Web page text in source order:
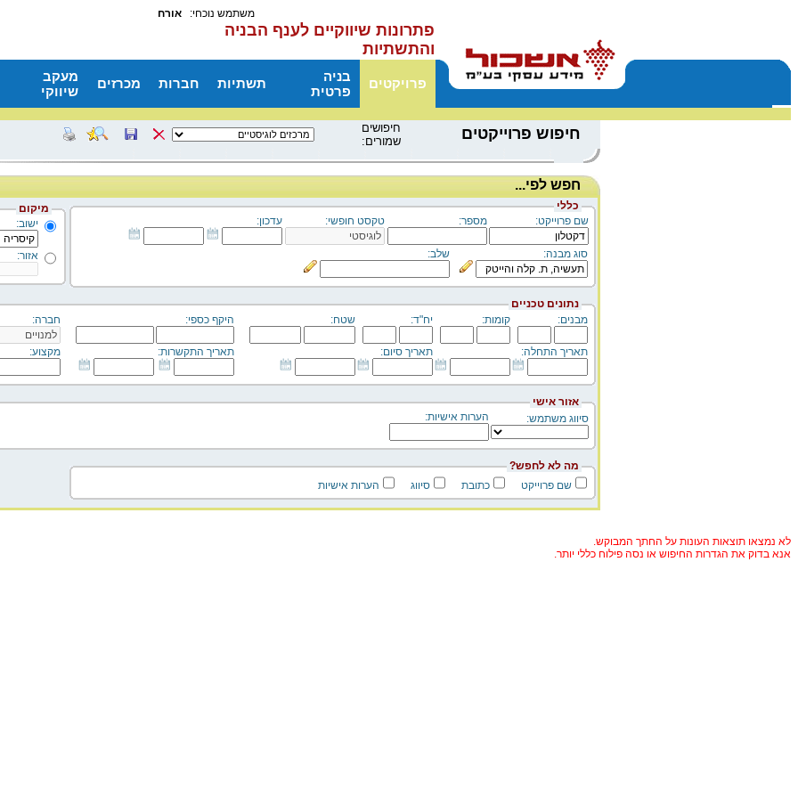
משתמש נוכחי: אורח
פתרונות שיווקיים לענף הבניה
והתשתיות
פרויקטים
בניה
פרטית
תשתיות חברות מכרזים
מעקב
שיווקי
חיפוש פרוייקטים
חיפושים
שמורים:
חפש לפי...
כללי
שם פרוייקט:
מספר: טקסט חופשי: עדכון:
סוג מבנה: שלב:
מיקום
ישוב:
אזור:
נתונים טכניים
מבנים:
קומות: יח"ד: שטח: היקף כספי: חברה:
תאריך התחלה: תאריך סיום: תאריך התקשרות: מקצוע:
אזור אישי
סיווג משתמש:
הערות אישיות:
מה לא לחפש?
שם פרוייקט
כתובת סיווג הערות אישיות
לא נמצאו תוצאות העונות על החתך המבוקש.
אנא בדוק את הגדרות החיפוש או נסה פילוח כללי יותר.